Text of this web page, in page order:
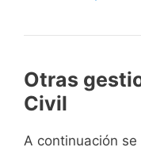
Otras
Civil
A continuación